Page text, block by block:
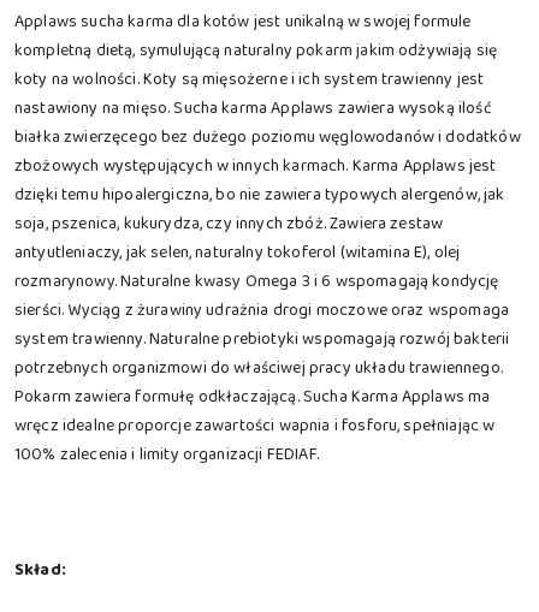
Applaws sucha karma dla kotów jest unikalną w swojej formule
kompletną dietą, symulującą naturalny pokarm jakim odżywiają się
koty na wolności. Koty są mięsożerne i ich system trawienny jest
nastawiony na mięso. Sucha karma Applaws zawiera wysoką ilość
białka zwierzęcego bez dużego poziomu węglowodanów i dodatków
zbożowych występujących w innych karmach. Karma Applaws jest
dzięki temu hipoalergiczna, bo nie zawiera typowych alergenów, jak
soja, pszenica, kukurydza, czy innych zbóż. Zawiera zestaw
antyutleniaczy, jak selen, naturalny tokoferol (witamina E), olej
rozmarynowy. Naturalne kwasy Omega 3 i 6 wspomagają kondycję
sierści. Wyciąg z żurawiny udrażnia drogi moczowe oraz wspomaga
system trawienny. Naturalne prebiotyki wspomagają rozwój bakterii
potrzebnych organizmowi do właściwej pracy układu trawiennego.
Pokarm zawiera formułę odkłaczającą. Sucha Karma Applaws ma
wręcz idealne proporcje zawartości wapnia i fosforu, spełniając w
100% zalecenia i limity organizacji FEDIAF.
Skład: